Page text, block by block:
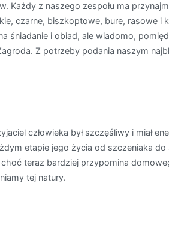
Każdy z naszego zespołu ma
czarne, biszkoptowe, bure, rasowe i
śniadanie i obiad, ale wiadomo,
Z potrzeby podania naszym
człowieka był szczęśliwy i miał
etapie jego życia od szczeniaka
teraz bardziej przypomina
tej natury.